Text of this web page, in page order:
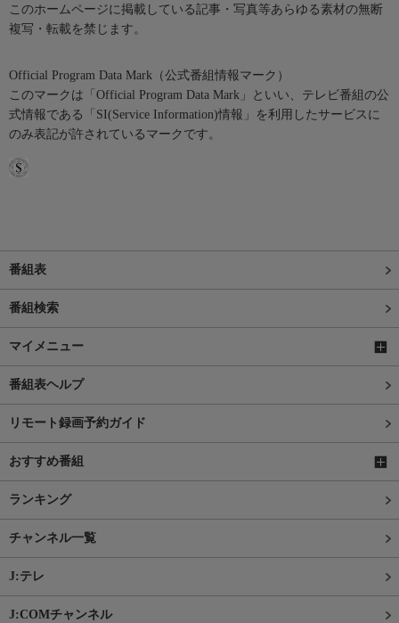
このホームページに掲載している記事・写真等あらゆる素材の無断
複写・転載を禁じます。
Official Program Data Mark（公式番組情報マーク）
このマークは「Official Program Data Mark」といい、テレビ番組の公
式情報である「SI(Service Information)情報」を利用したサービスに
のみ表記が許されているマークです。
番組表
番組検索
マイメニュー
番組表ヘルプ
リモート録画予約ガイド
おすすめ番組
ランキング
チャンネル一覧
J:テレ
J:COMチャンネル